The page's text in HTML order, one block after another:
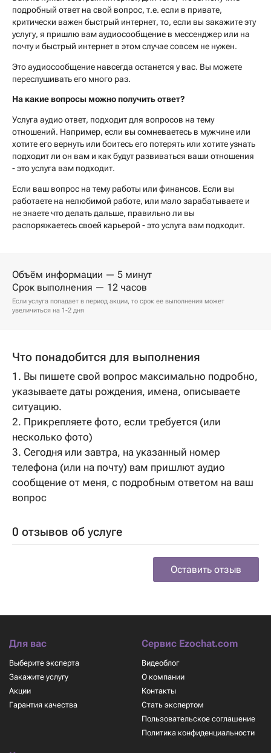
подробный ответ на свой вопрос, т.е. если в привате,
критически важен быстрый интернет, то, если вы закажите эту
услугу, я пришлю вам аудиосообщение в мессенджер или на
почту и быстрый интернет в этом случае совсем не нужен.
Это аудиосообщение навсегда останется у вас. Вы можете
переслушивать его много раз.
На какие вопросы можно получить ответ?
Услуга аудио ответ, подходит для вопросов на тему
отношений. Например, если вы сомневаетесь в мужчине или
хотите его вернуть или боитесь его потерять или хотите узнать
подходит ли он вам и как будут развиваться ваши отношения
- это услуга вам подходит.
Если ваш вопрос на тему работы или финансов. Если вы
работаете на нелюбимой работе, или мало зарабатываете и
не знаете что делать дальше, правильно ли вы
распоряжаетесь своей карьерой - это услуга вам подходит.
Объём информации — 5 минут
Срок выполнения — 12 часов
Если услуга попадает в период акции, то срок ее выполнения может
увеличиться на 1-2 дня
Что понадобится для выполнения
1. Вы пишете свой вопрос максимально подробно,
указываете даты рождения, имена, описываете
ситуацию.
2. Прикрепляете фото, если требуется (или
несколько фото)
3. Сегодня или завтра, на указанный номер
телефона (или на почту) вам пришлют аудио
сообщение от меня, с подробным ответом на ваш
вопрос
0 отзывов об услуге
Оставить отзыв
Для вас
Выберите эксперта
Закажите услугу
Акции
Гарантия качества
Сервис Ezochat.com
Видеоблог
О компании
Контакты
Стать экспертом
Пользовательское соглашение
Политика конфиденциальности